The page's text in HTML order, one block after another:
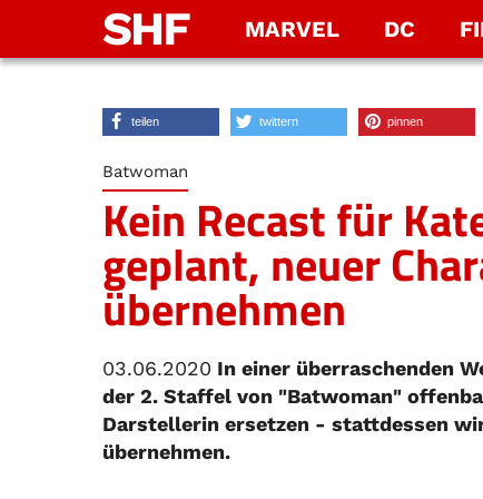
SHF MARVEL DC
teilen twittern pinnen
Batwoman
Kein Recast für
geplant, neuer
übernehmen
03.06.2020 In einer überraschenden
der 2. Staffel von "Batwoman"
Darstellerin ersetzen - stattdessen
übernehmen.